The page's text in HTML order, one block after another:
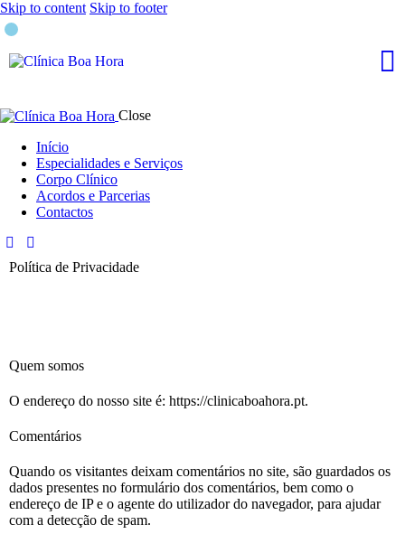
Skip to content Skip to footer
Close
Início
Especialidades e Serviços
Corpo Clínico
Acordos e Parcerias
Contactos
Política de Privacidade
Quem somos
O endereço do nosso site é: https://clinicaboahora.pt.
Comentários
Quando os visitantes deixam comentários no site, são guardados os
dados presentes no formulário dos comentários, bem como o
endereço de IP e o agente do utilizador do navegador, para ajudar
com a detecção de spam.